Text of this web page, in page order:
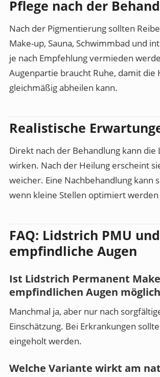
Pflege nach der
Nach der Pigmentierung sollten
Make-up, Sauna, Schwimmbad und
je nach Empfehlung vermieden
Augenpartie braucht Ruhe, damit die
gleichmäßig abheilen kann.
Realistische
Direkt nach der Behandlung kann
wirken. Nach der Heilung erscheint
weicher. Eine Nachbehandlung kann
wenn kleine Stellen optimiert werden
FAQ: Lidstrich PMU und
empfindliche Augen
Ist Lidstrich Permanent
empfindlichen Augen
Manchmal ja, aber nur nach
Einschätzung. Bei Erkrankungen
eingeholt werden.
Welche Variante wirkt am